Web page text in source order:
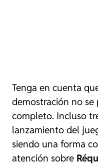
Tenga en cuenta
demostración no
completo. Incluso
lanzamiento del
siendo una forma
atención sobre